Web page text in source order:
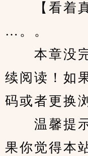
【看着真
…。。
本章没完
续阅读！如
码或者更换
温馨提示
果你觉得本